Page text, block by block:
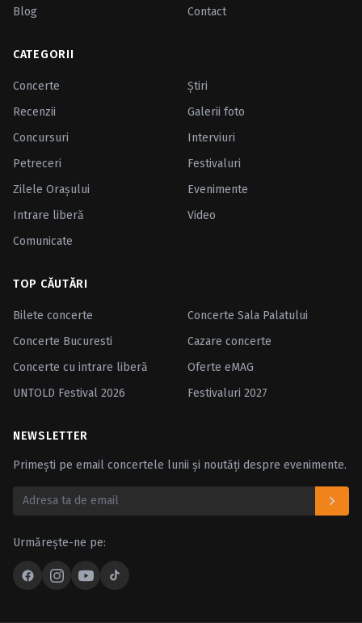
Blog
Contact
CATEGORII
Concerte
Ştiri
Recenzii
Galerii foto
Concursuri
Interviuri
Petreceri
Festivaluri
Zilele Oraşului
Evenimente
Intrare liberă
Video
Comunicate
TOP CĂUTĂRI
Bilete concerte
Concerte Sala Palatului
Concerte Bucuresti
Cazare concerte
Concerte cu intrare liberă
Oferte eMAG
UNTOLD Festival 2026
Festivaluri 2027
NEWSLETTER
Primești pe email concertele lunii și noutăți despre evenimente.
Urmărește-ne pe: